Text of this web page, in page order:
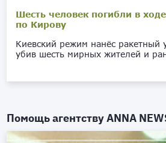
Шесть человек погибли в
по Кирову
Киевский режим нанёс ракетный
убив шесть мирных жителей и
Помощь агентствуANNA